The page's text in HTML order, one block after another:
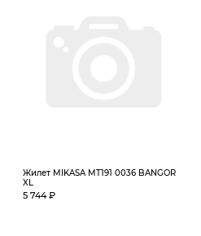
Жилет MIKASA MT191 0036 BANGOR
XL
5 744 ₽